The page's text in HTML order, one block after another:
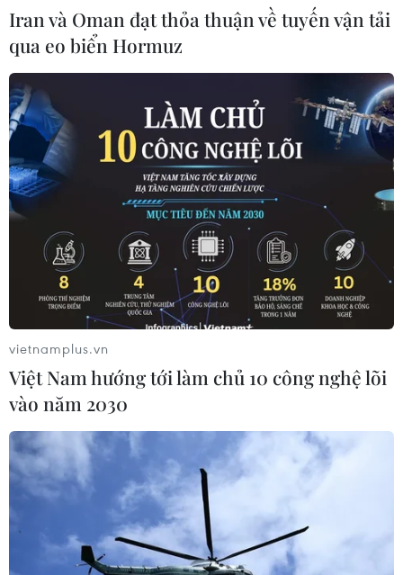
#Dừng khai báo y tế
#WHO #giải trình tự
Theo dõi VietnamPlus
TIN LIÊN QUAN
Khách quốc tế vào VN chỉ cần xét nghiệm
Iran và Oman đạt thỏa thuận về tuyến vận tải
qua eo biển Hormuz
vietnamplus.vn
Việt Nam hướng tới làm chủ 10 công nghệ lõi
vào năm 2030